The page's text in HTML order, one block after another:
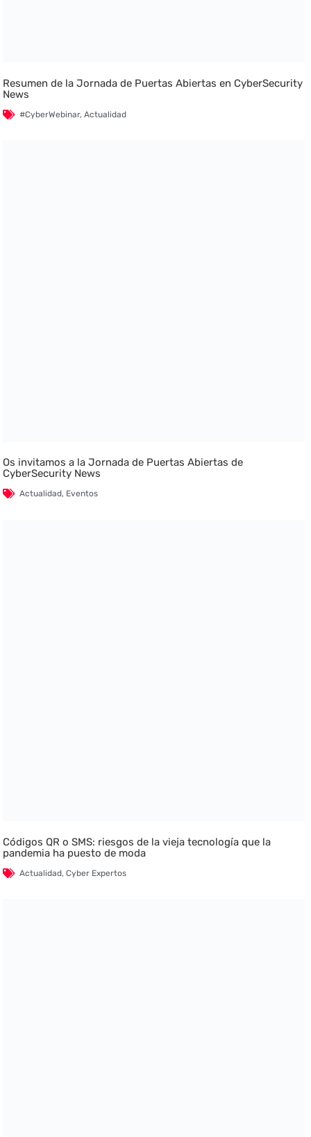
Resumen de la Jornada de Puertas Abiertas en CyberSecurity
News
#CyberWebinar,Actualidad
Os invitamos a la Jornada de Puertas Abiertas de
CyberSecurity News
Actualidad, Eventos
Códigos QR o SMS: riesgos de la vieja tecnología que la
pandemia ha puesto de moda
Actualidad,Cyber Expertos